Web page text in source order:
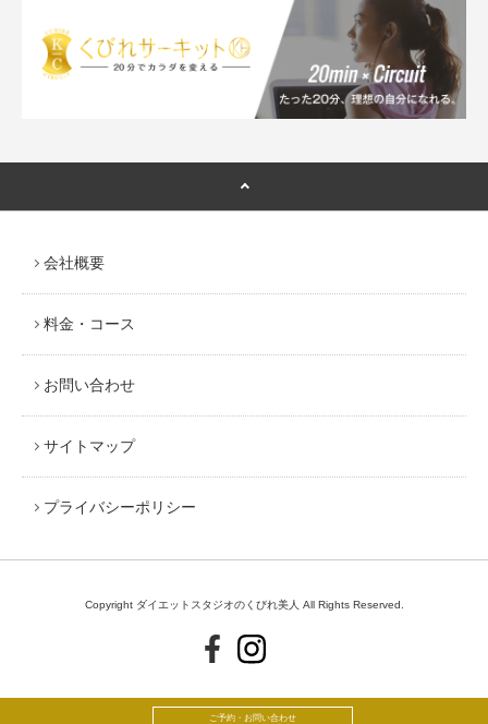
ご予約・お問い合わせ
会社概要
料金・コース
お問い合わせ
サイトマップ
プライバシーポリシー
Copyright ダイエットスタジオのくびれ美人 All Rights Reserved.